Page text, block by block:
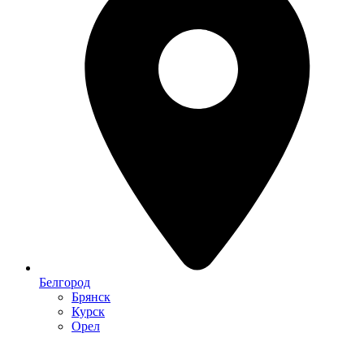
Белгород
Брянск
Курск
Орел